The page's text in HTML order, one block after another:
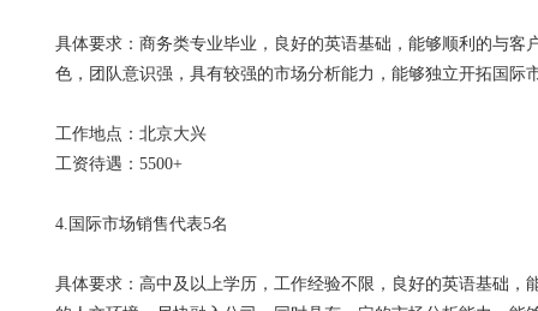
具体要求：商务类专业毕业，良好的英语基础，能够顺利的与
色，团队意识强，具有较强的市场分析能力，能够独立开拓国际
工作地点：北京大兴
工资待遇：5500+
4.国际市场销售代表5名
具体要求：高中及以上学历，工作经验不限， 良好的英语基础，